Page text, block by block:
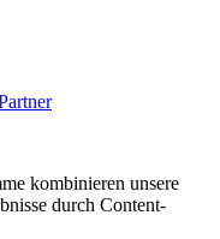
kombinieren unsere
durch Content-